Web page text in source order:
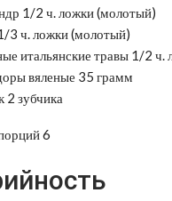
1/2 ч. ложки (молотый)
3 ч. ложки (молотый)
итальянские травы 1/2 ч.
вяленые 35 грамм
2 зубчика
6